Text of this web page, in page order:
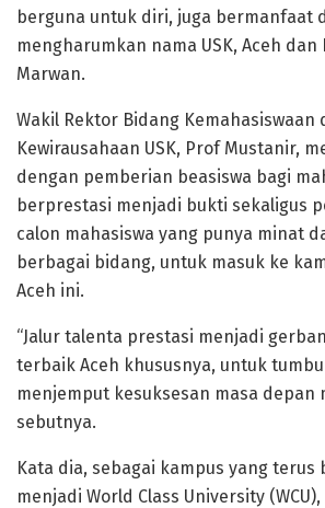
berguna untuk diri, juga bermanfaat
mengharumkan nama USK, Aceh dan
Marwan.
Wakil Rektor Bidang Kemahasiswaan
Kewirausahaan USK, Prof Mustanir,
dengan pemberian beasiswa bagi
berprestasi menjadi bukti sekaligus
calon mahasiswa yang punya minat
berbagai bidang, untuk masuk ke
Aceh ini.
“Jalur talenta prestasi menjadi
terbaik Aceh khususnya, untuk
menjemput kesuksesan masa depan
sebutnya.
Kata dia, sebagai kampus yang terus
menjadi World Class University